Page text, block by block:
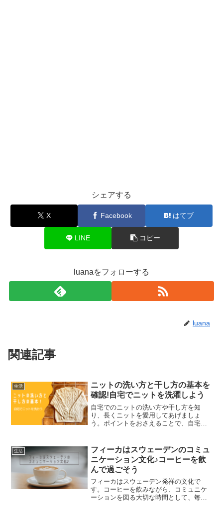
シェアする
X Facebook はてブ
LINE コピー
luanaをフォローする
luana
関連記事
生活
ニットの洗い方と干し方の基本を
確認!自宅でニットを洗濯しよう
自宅でのニットの洗い方や干し方を知
り、長くニットを愛用してあげましょ
う。ポイントをおさえることで、自宅で
省けて嬉しいですよね。是非、チェック
してみてくださいね♪
生活
フィーカはスウェーデンのコミュ
ニケーション文化♪コーヒーを飲
んで過ごそう
フィーカはスウェーデン発祥の文化で
す。コーヒーを飲みながら、コミュニケ
ーションを図る大切な時間として、毎日